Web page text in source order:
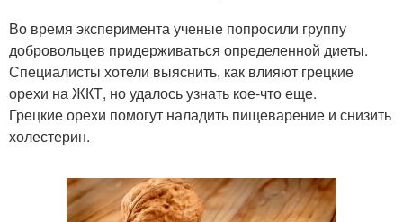
Во время эксперимента ученые попросили группу
добровольцев придерживаться определенной диеты.
Специалисты хотели выяснить, как влияют грецкие
орехи на ЖКТ, но удалось узнать кое-что еще.
Грецкие орехи помогут наладить пищеварение и снизить
холестерин.